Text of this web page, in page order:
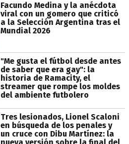
Facundo Medina y la anécdota
viral con un gomero que criticó
a la Selección Argentina tras el
Mundial 2026
"Me gusta el fútbol desde antes
de saber que era gay": la
historia de Ramacity, el
streamer que rompe los moldes
del ambiente futbolero
Tres lesionados, Lionel Scaloni
en búsqueda de los penales y
un cruce con Dibu Martínez: la